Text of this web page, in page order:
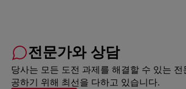
전문가와 상담
당사는 모든 도전 과제를 해결할 수 있는 전
공하기 위해 최선을 다하고 있습니다.